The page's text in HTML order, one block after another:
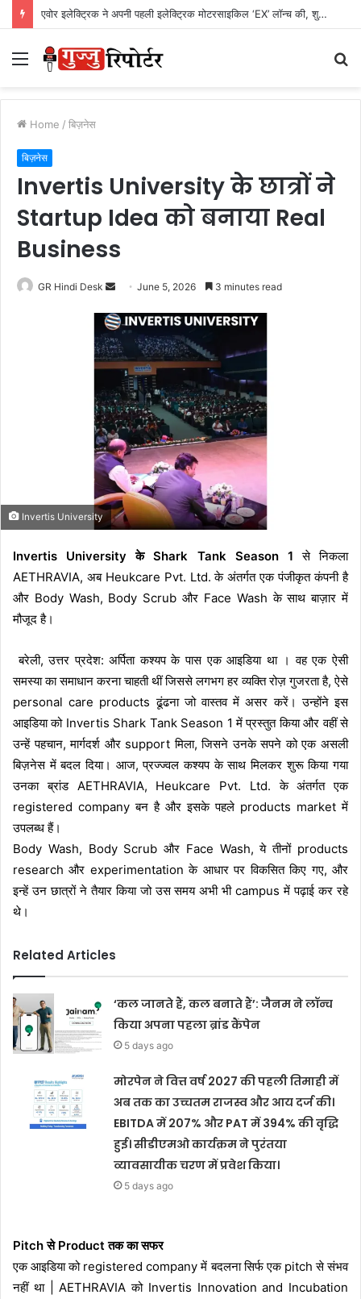
एवोर इलेक्ट्रिक ने अपनी पहली इलेक्ट्रिक मोटरसाइकिल ‘EX’ लॉन्च की, शुरुआती कीमत Rs. 1,24,999
Menu
Home / बिज़नेस
बिज़नेस
Invertis University के छात्रों ने
Startup Idea को बनाया Real
Business
GR Hindi Desk
n
d
a
e
m
a
i
l
June 5, 2026 3 minutes read
Invertis University
Invertis University के Shark Tank Season 1 से निकला
AETHRAVIA, अब Heukcare Pvt. Ltd. के अंतर्गत एक पंजीकृत कंपनी है
और Body Wash, Body Scrub और Face Wash के साथ बाज़ार में
मौजूद है।
बरेली, उत्तर प्रदेश: अर्पिता कश्यप के पास एक आइडिया था । वह एक ऐसी
समस्या का समाधान करना चाहती थीं जिससे लगभग हर व्यक्ति रोज़ गुजरता है, ऐसे
personal care products ढूंढना जो वास्तव में असर करें। उन्होंने इस
आइडिया को Invertis Shark Tank Season 1 में प्रस्तुत किया और वहीं से
उन्हें पहचान, मार्गदर्श और support मिला, जिसने उनके सपने को एक असली
बिज़नेस में बदल दिया। आज, प्रज्ज्वल कश्यप के साथ मिलकर शुरू किया गया
उनका ब्रांड AETHRAVIA, Heukcare Pvt. Ltd. के अंतर्गत एक
registered company बन है और इसके पहले products market में
उपलब्ध हैं।
Body Wash, Body Scrub और Face Wash, ये तीनों products
research और experimentation के आधार पर विकसित किए गए, और
इन्हें उन छात्रों ने तैयार किया जो उस समय अभी भी campus में पढ़ाई कर रहे
थे।
Related Articles
‘कल जानते हैं, कल बनाते हैं’: जैनम ने लॉन्च
किया अपना पहला ब्रांड कैंपेन
5 days ago
मोरपेन ने वित्त वर्ष 2027 की पहली तिमाही में
अब तक का उच्चतम राजस्व और आय दर्ज की।
EBITDA में 207% और PAT में 394% की वृद्धि
हुई। सीडीएमओ कार्यक्रम ने पुरंतया
व्यावसायीक चरण में प्रवेश किया।
5 days ago
Pitch से Product तक का सफर
एक आइडिया को registered company में बदलना सिर्फ एक pitch से संभव
नहीं था | AETHRAVIA को Invertis Innovation and Incubation